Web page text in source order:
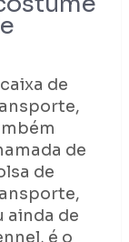
de
de
de
ainda de
é o